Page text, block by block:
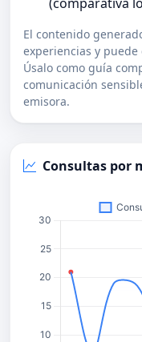
El contenido
experiencias y
Úsalo como guía
comunicación
emisora.
Consultas por